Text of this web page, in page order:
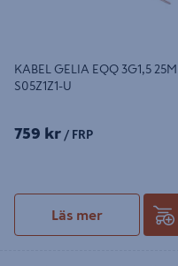
KABEL GELIA EQQ 3G1,5 25M
S05Z1Z1-U
759 kr / FRP
Läs mer